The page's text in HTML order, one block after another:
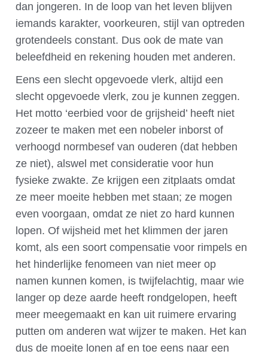
dan jongeren. In de loop van het leven blijven
iemands karakter, voorkeuren, stijl van optreden
grotendeels constant. Dus ook de mate van
beleefdheid en rekening houden met anderen.
Eens een slecht opgevoede vlerk, altijd een
slecht opgevoede vlerk, zou je kunnen zeggen.
Het motto ‘eerbied voor de grijsheid’ heeft niet
zozeer te maken met een nobeler inborst of
verhoogd normbesef van ouderen (dat hebben
ze niet), alswel met consideratie voor hun
fysieke zwakte. Ze krijgen een zitplaats omdat
ze meer moeite hebben met staan; ze mogen
even voorgaan, omdat ze niet zo hard kunnen
lopen. Of wijsheid met het klimmen der jaren
komt, als een soort compensatie voor rimpels en
het hinderlijke fenomeen van niet meer op
namen kunnen komen, is twijfelachtig, maar wie
langer op deze aarde heeft rondgelopen, heeft
meer meegemaakt en kan uit ruimere ervaring
putten om anderen wat wijzer te maken. Het kan
dus de moeite lonen af en toe eens naar een